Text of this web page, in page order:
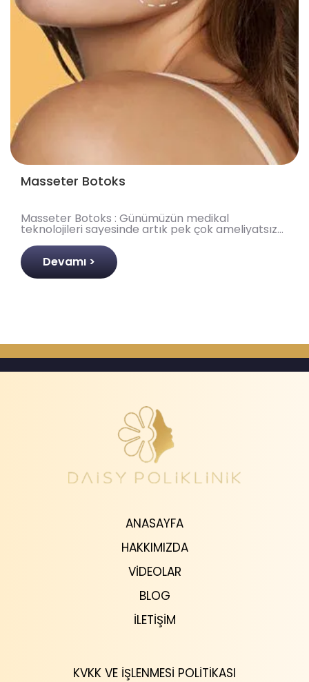
Masseter Botoks
Masseter Botoks : Günümüzün medikal
teknolojileri sayesinde artık pek çok ameliyatsız
estetik uygulamayla birçok problemin çözümünü
sağlayabiliyoruz. ..
Devamı >
ANASAYFA
HAKKIMIZDA
VIDEOLAR
BLOG
İLETIŞIM
KVKK VE İŞLENMESI POLITIKASI